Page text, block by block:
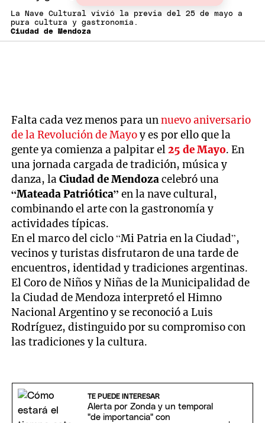
La Nave Cultural vivió la previa del 25 de mayo a
pura cultura y gastronomía.
Ciudad de Mendoza
Falta cada vez menos para unnuevo aniversario
de la Revolución de Mayoy es por ello que la
gente ya comienza a palpitar el25 de Mayo. En
una jornada cargada de tradición, música y
danza, laCiudad de Mendozacelebró una
“Mateada Patriótica” en la nave cultural,
combinando el arte con la gastronomía y
actividades típicas.
En el marco del ciclo “Mi Patria en la Ciudad”,
vecinos y turistas disfrutaron de una tarde de
encuentros, identidad y tradiciones argentinas.
El Coro de Niños y Niñas de la Municipalidad de
la Ciudad de Mendoza interpretó el Himno
Nacional Argentino y se reconoció a Luis
Rodríguez, distinguido por su compromiso con
las tradiciones y la cultura.
TE PUEDE INTERESAR
Alerta por Zonda y un temporal
"de importancia" con